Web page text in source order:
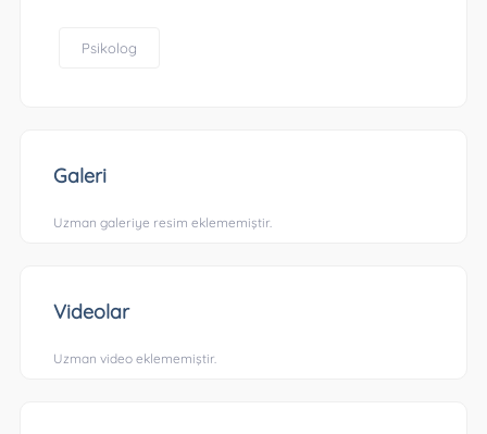
Psikolog
Galeri
Uzman galeriye resim eklememiştir.
Videolar
Uzman video eklememiştir.